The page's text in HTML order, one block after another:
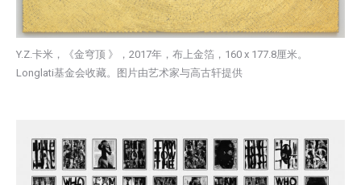
Y.Z.卡米，《金穹顶 》，2017年，布上金箔，160 x 177.8厘米。
Longlati基金会收藏。图片由艺术家与高古轩提供